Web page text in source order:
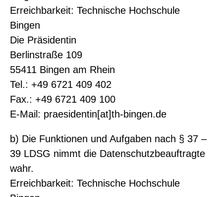
Erreichbarkeit: Technische Hochschule
Bingen
Die Präsidentin
Berlinstraße 109
55411 Bingen am Rhein
Tel.: +49 6721 409 402
Fax.: +49 6721 409 100
E-Mail: praesidentin[at]th-bingen.de
b) Die Funktionen und Aufgaben nach § 37 –
39 LDSG nimmt die Datenschutzbeauftragte
wahr.
Erreichbarkeit: Technische Hochschule